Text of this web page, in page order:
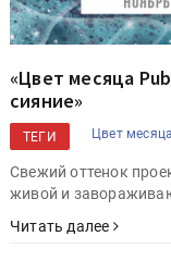
«Цвет месяца
сияние»
ТЕГИ Цвет
Свежий оттенок
живой и
Читать далее